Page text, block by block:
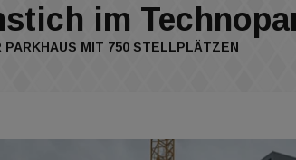
im
PARKHAUS MIT 750 STELLPLÄTZEN